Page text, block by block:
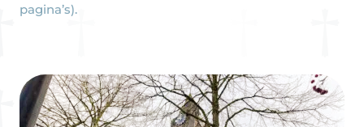
pagina’s).